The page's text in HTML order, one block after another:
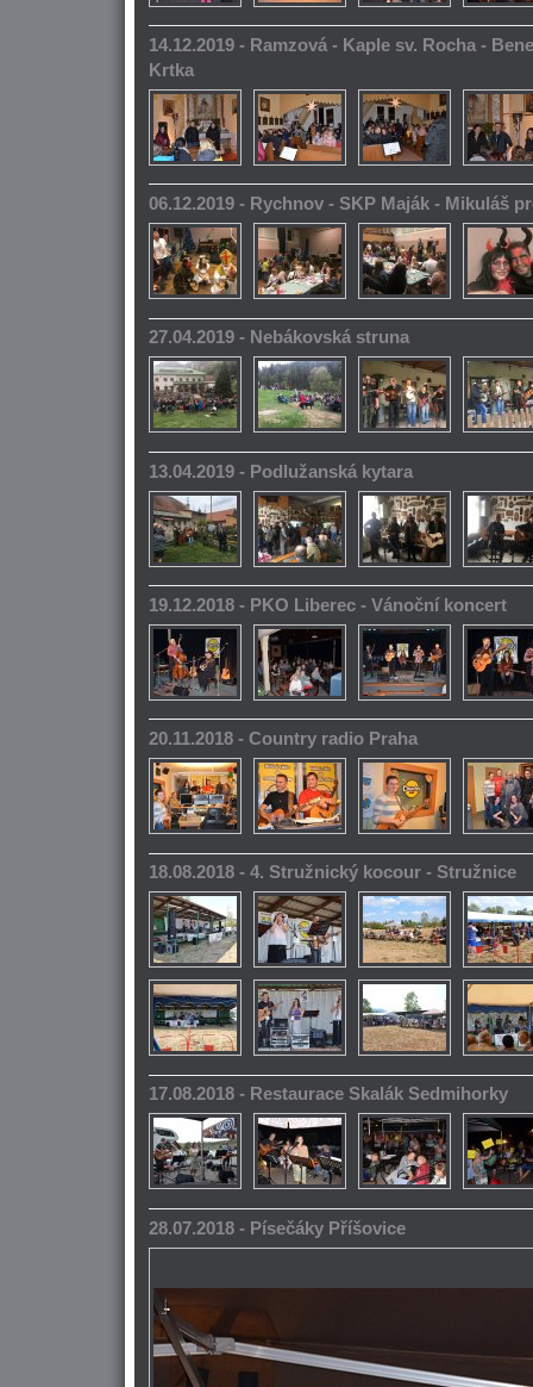
14.12.2019 - Ramzová - Kaple sv. Rocha -
Krtka
06.12.2019 - Rychnov - SKP Maják - Mikuláš
27.04.2019 - Nebákovská struna
13.04.2019 - Podlužanská kytara
19.12.2018 - PKO Liberec - Vánoční koncert
20.11.2018 - Country radio Praha
18.08.2018 - 4. Stružnický kocour - Stružnice
17.08.2018 - Restaurace Skalák Sedmihorky
28.07.2018 - Písečáky Příšovice